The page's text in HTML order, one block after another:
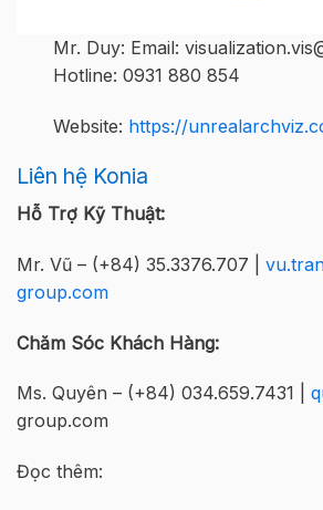
Mr. Duy: Email:
Hotline: 0931 880 854
Website: https://
Liên hệ Konia
Hỗ Trợ Kỹ Thuật:
Mr. Vũ – (+84) 35.3376.707 |
group.com
Chăm Sóc Khách Hàng:
Ms. Quyên – (+84) 034.659.7431 |
group.com
Đọc thêm: